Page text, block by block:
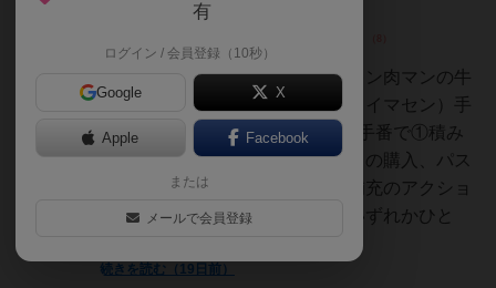
やすい、はやい、おもしろい！キン肉マンの牛
丼の歌のようなゲーム（古くてスイマセン）手
持ち2隻の船からスタートして、手番で①積み
荷の入れ替えもしくは特殊カードの購入、パス
②商品（積み荷）の決算、手札補充のアクショ
ン（①のいずれかひとつ、②のいずれかひと
続きを読む（19日前）
有
ログイン / 会員登録（10秒）
Google X
Apple Facebook
または
メールで会員登録